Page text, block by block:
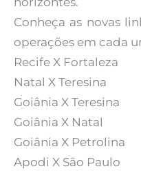
Conheça as novas
operações em cada
Recife X Fortaleza
Natal X Teresina
Goiânia X Teresina
Goiânia X Natal
Goiânia X Petrolina
Apodi X São Paulo